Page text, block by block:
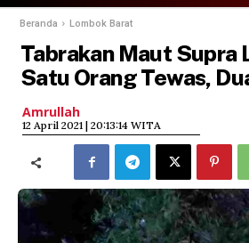
Beranda Lombok Barat
Tabrakan Maut Supra
Satu Orang Tewas,
Amrullah
​12 April 2021 | 20:13:14 WITA